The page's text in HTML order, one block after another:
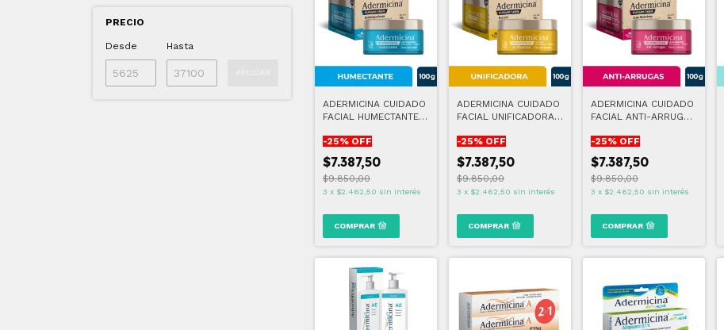
PRECIO
Desde Hasta
ADERMICINA CUIDADO
FACIAL HUMECTANTE
-25% OFF
$7.387,50
$9.850,00
3 x $2.462,50 sin interés
ADERMICINA CUIDADO
FACIAL UNIFICADORA
-25% OFF
$7.387,50
$9.850,00
3 x $2.462,50 sin interés
ADERMICINA CUIDADO
FACIAL ANTI-ARRUGAS
-25% OFF
$7.387,50
$9.850,00
3 x $2.462,50 sin interés